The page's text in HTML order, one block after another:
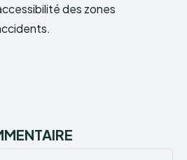
des zones